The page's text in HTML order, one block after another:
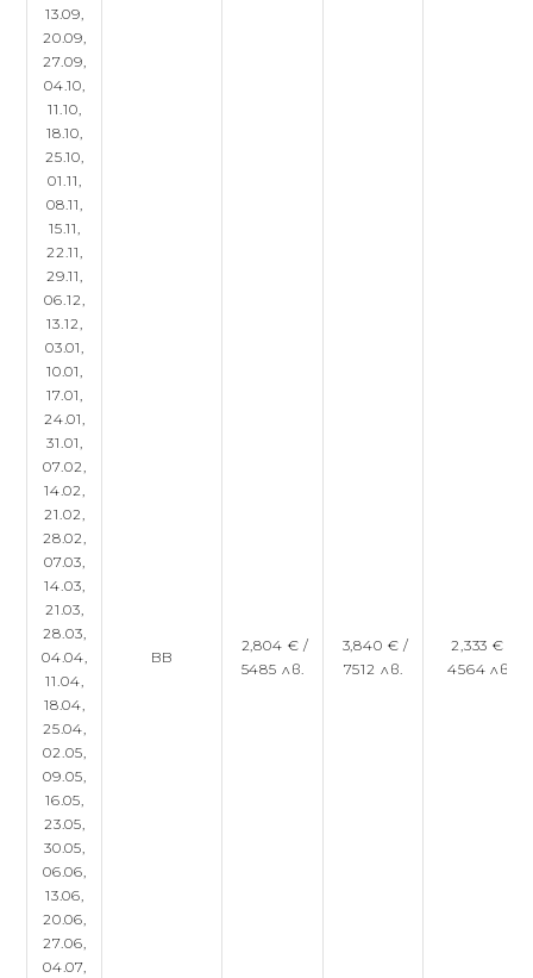
13.09,
20.09,
27.09,
04.10,
11.10,
18.10,
25.10,
01.11,
08.11,
15.11,
22.11,
29.11,
06.12,
13.12,
03.01,
10.01,
17.01,
24.01,
31.01,
07.02,
14.02,
21.02,
28.02,
07.03,
14.03,
21.03,
28.03,
04.04,
11.04,
18.04,
25.04,
02.05,
09.05,
16.05,
23.05,
30.05,
06.06,
13.06,
20.06,
27.06,
04.07,
BB
2,804 € /
5485 лв.
3,840 € /
7512 лв.
2,333 € /
4564 лв.